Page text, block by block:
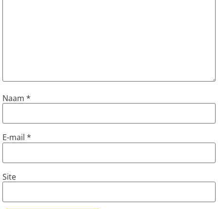
Naam *
E-mail *
Site